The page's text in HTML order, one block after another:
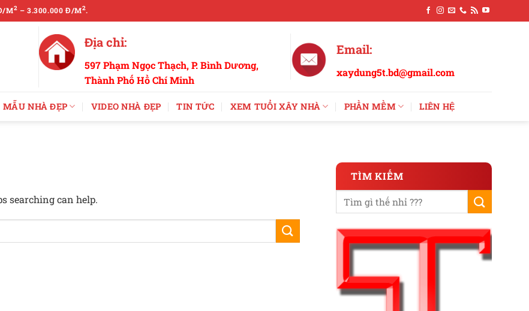
M2 – 3.300.000 Đ/M2.
Địa chỉ:
597 Phạm Ngọc Thạch, P. Bình Dương,
Thành Phố Hồ Chí Minh
Email:
xaydung5t.bd@gmail.com
MẪU NHÀ ĐẸP VIDEO NHÀ ĐẸP TIN TỨC XEM TUỔI XÂY NHÀ PHẦN MỀM LIÊN HỆ
searching can help.
TÌM KIẾM